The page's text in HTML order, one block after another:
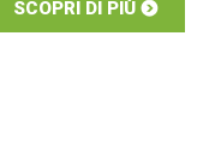
SCOPRI DI PIÙ